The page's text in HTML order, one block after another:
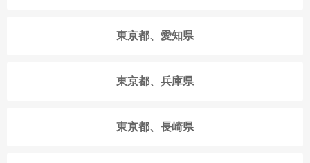
東京都、愛知県
東京都、兵庫県
東京都、長崎県